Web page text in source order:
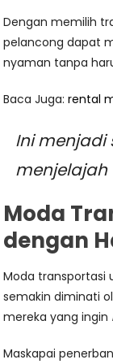
Dengan memilih
pelancong dapat
nyaman tanpa
Baca Juga:rental
Ini menjadi
Moda
dengan
Moda transportasi
semakin diminati
mereka yang ingin
Maskapai